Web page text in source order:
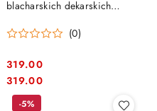
blacharskich dekarskich
(0)
Cena:
319.00
Cena:
319.00
-5%